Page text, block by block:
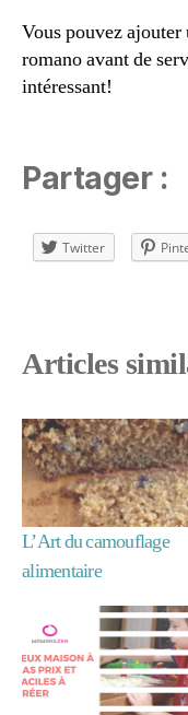
Vous pouvez ajouter
romano avant de
intéressant!
Partager :
Twitter
Articles
L’Art du camouflage
alimentaire